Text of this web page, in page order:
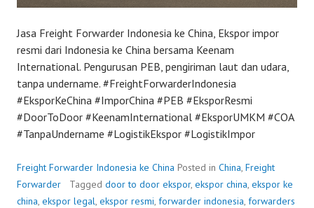
Jasa Freight Forwarder Indonesia ke China, Ekspor impor
resmi dari Indonesia ke China bersama Keenam
International. Pengurusan PEB, pengiriman laut dan udara,
tanpa undername. #FreightForwarderIndonesia
#EksporKeChina #ImporChina #PEB #EksporResmi
#DoorToDoor #KeenamInternational #EksporUMKM #COA
#TanpaUndername #LogistikEkspor #LogistikImpor
Freight Forwarder Indonesia ke China Posted in China, Freight
Forwarder
Tagged door to door ekspor, ekspor china, ekspor ke
china, ekspor legal, ekspor resmi, forwarder indonesia, forwarders